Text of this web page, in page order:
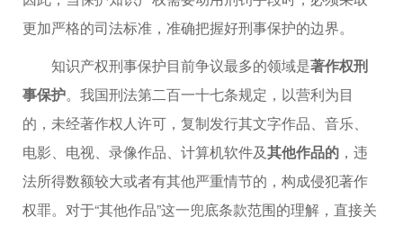
更加严格的司法标准，准确把握好刑事保护的边界。
知识产权刑事保护目前争议最多的领域是著作权刑
事保护。我国刑法第二百一十七条规定，以营利为目
的，未经著作权人许可，复制发行其文字作品、音乐、
电影、电视、录像作品、计算机软件及其他作品的 ，违
法所得数额较大或者有其他严重情节的，构成侵犯著作
权罪。对于“其他作品”这一兜底条款范围的理解，直接关